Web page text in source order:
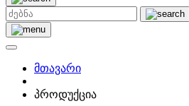
მთავარი
პროდუქცია